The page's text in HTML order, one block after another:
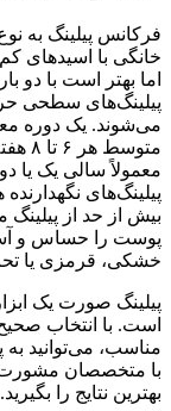
فرکانس پیلینگ به
خانگی با اسیدهای
اما بهتر است با دو
پیلینگ‌های سطحی
معمولاً سالی یک یا
بیش از حد از
پوست را حساس و
خشکی، قرمزی یا
پیلینگ صورت یک
است. با انتخاب
مناسب، می‌توانید
با متخصصان مشورت
بهترین نتایج را بگیرید.